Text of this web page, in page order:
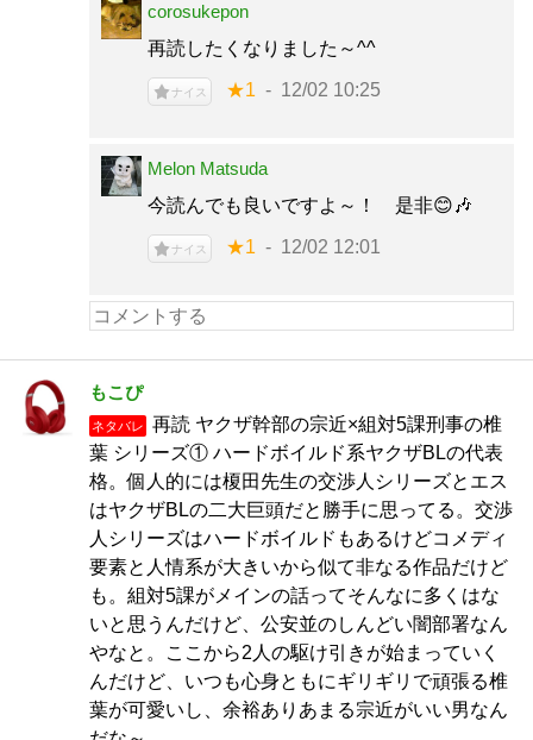
corosukepon
再読したくなりました～^^
ナイス ★1 12/02 10:25
Melon Matsuda
今読んでも良いですよ～！ 是非😊🎶
ナイス ★1 12/02 12:01
もこぴ
ネタバレ
再読 ヤクザ幹部の宗近×組対5課刑事の椎
葉 シリーズ① ハードボイルド系ヤクザBLの代表
格。個人的には榎田先生の交渉人シリーズとエス
はヤクザBLの二大巨頭だと勝手に思ってる。交渉
人シリーズはハードボイルドもあるけどコメディ
要素と人情系が大きいから似て非なる作品だけど
も。組対5課がメインの話ってそんなに多くはな
いと思うんだけど、公安並のしんどい闇部署なん
やなと。ここから2人の駆け引きが始まっていく
んだけど、いつも心身ともにギリギリで頑張る椎
葉が可愛いし、余裕ありあまる宗近がいい男なん